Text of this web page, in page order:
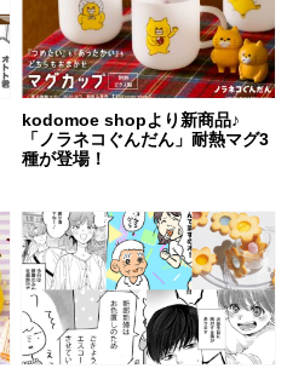
kodomoe shopより新商品♪
「ノラネコぐんだん」耐熱マグ3
種が登場！